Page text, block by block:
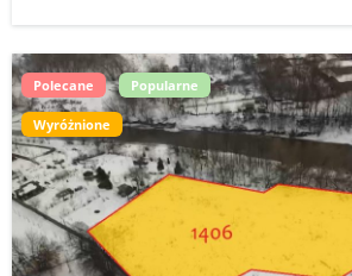
Polecane Popularne
Wyróżnione